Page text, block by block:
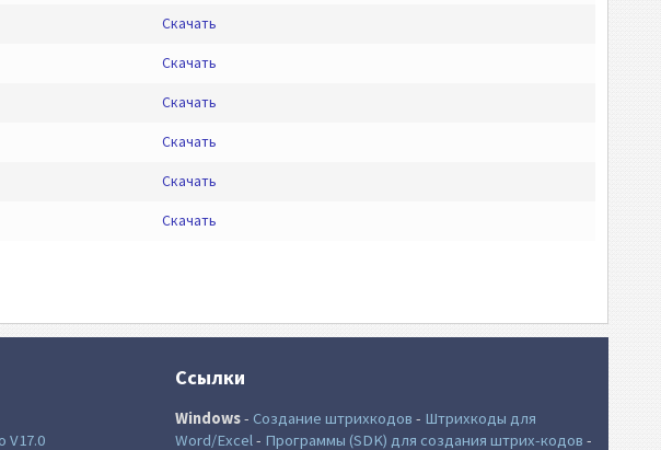
Скачать
Скачать
Скачать
Скачать
Скачать
Скачать
V17.0
Ссылки
Windows- Создание штрихкодов - Штрихкоды для
Word/Excel- Программы (SDK) для создания штрих-кодов -